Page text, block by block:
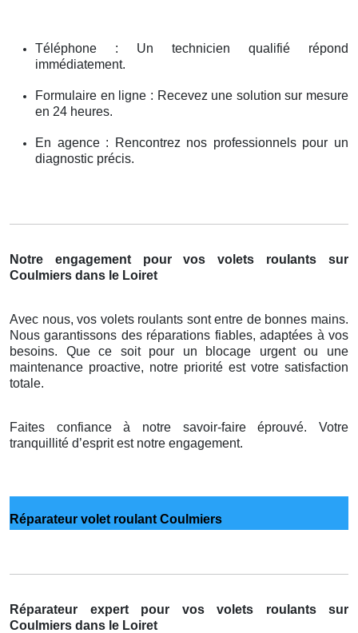
Téléphone : Un technicien qualifié répond
immédiatement.
Formulaire en ligne : Recevez une solution sur mesure
en 24 heures.
En agence : Rencontrez nos professionnels pour un
diagnostic précis.
Notre engagement pour vos volets roulants sur
Coulmiers dans le Loiret
Avec nous, vos volets roulants sont entre de bonnes mains.
Nous garantissons des réparations fiables, adaptées à vos
besoins. Que ce soit pour un blocage urgent ou une
maintenance proactive, notre priorité est votre satisfaction
totale.
Faites confiance à notre savoir-faire éprouvé. Votre
tranquillité d’esprit est notre engagement.
Réparateur volet roulant Coulmiers
Réparateur expert pour vos volets roulants sur
Coulmiers dans le Loiret